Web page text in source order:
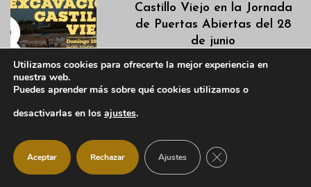
Castillo Viejo en la Jornada
de Puertas Abiertas del 28
de junio
22 junio, 2026
22 junio, 2026
Utilizamos cookies para ofrecerte la mejor experiencia en
nuestra web.
Puedes aprender más sobre qué cookies utilizamos o
desactivarlas en los ajustes.
Aceptar Rechazar Ajustes CERRAR EL